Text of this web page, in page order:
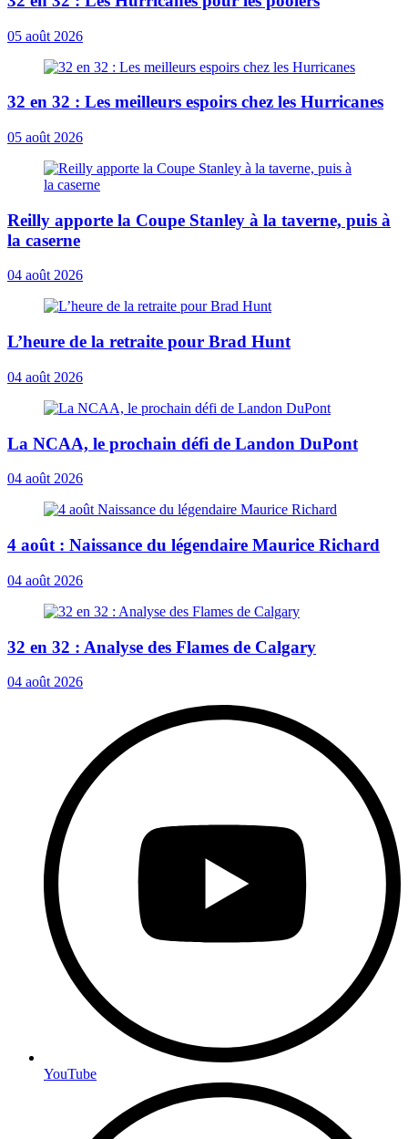
05 août 2026
32 en 32 : Les meilleurs espoirs chez les Hurricanes
05 août 2026
Reilly apporte la Coupe Stanley à la taverne, puis à
la caserne
04 août 2026
L’heure de la retraite pour Brad Hunt
04 août 2026
La NCAA, le prochain défi de Landon DuPont
04 août 2026
4 août : Naissance du légendaire Maurice Richard
04 août 2026
32 en 32 : Analyse des Flames de Calgary
04 août 2026
YouTube